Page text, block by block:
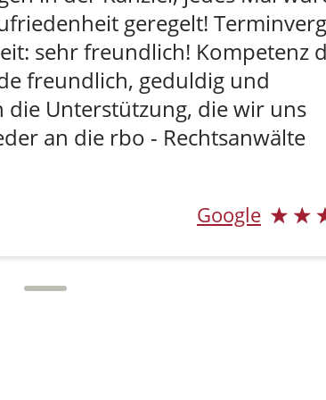
geregelt!
sehr freundlich! Kompetenz
freundlich, geduldig und
Unterstützung, die wir uns
an die rbo - Rechtsanwälte
Google